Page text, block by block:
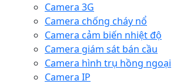
Camera 3G
Camera chống cháy nổ
Camera cảm biến nhiệt độ
Camera giám sát bán cầu
Camera hình trụ hồng ngoại
Camera IP